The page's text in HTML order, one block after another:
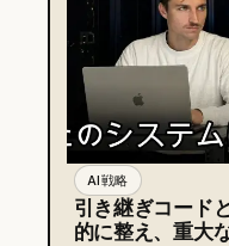
AI戦略
引き継ぎコード
的に整え、重大